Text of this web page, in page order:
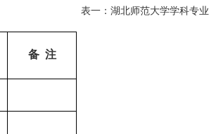
表一：湖北师范大学学科专业
备 注